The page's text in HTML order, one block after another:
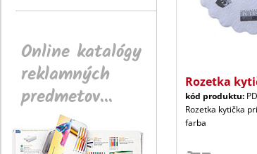
Online katalógy
reklamných
predmetov...
Rozetka
kód produktu:
Rozetka kytička
farba